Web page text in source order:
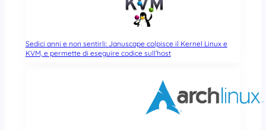
Sedici anni e non sentirli: Januscape colpisce il Kernel Linux e
KVM, e permette di eseguire codice sull’host